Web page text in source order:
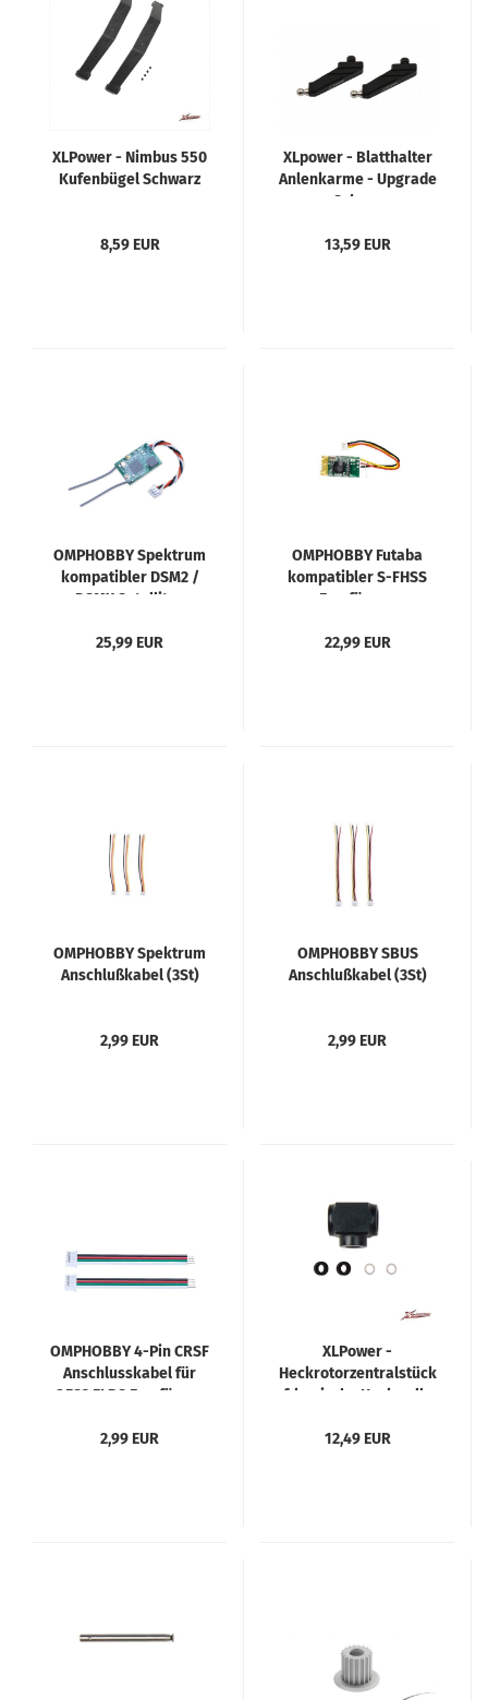
XLPower - Nimbus 550
Kufenbügel Schwarz
8,59 EUR
XLpower - Blatthalter
Anlenkarme - Upgrade
- Schwarz
13,59 EUR
OMPHOBBY Spektrum
kompatibler DSM2 /
DSMX Satelliten
25,99 EUR
OMPHOBBY Futaba
kompatibler S-FHSS
Empfänger
22,99 EUR
OMPHOBBY Spektrum
Anschlußkabel (3St)
2,99 EUR
OMPHOBBY SBUS
Anschlußkabel (3St)
2,99 EUR
OMPHOBBY 4-Pin CRSF
Anschlusskabel für
OFS3 ELRS Empfänger
2,99 EUR
XLPower -
Heckrotorzentralstück
f. konische Heckwelle
12,49 EUR